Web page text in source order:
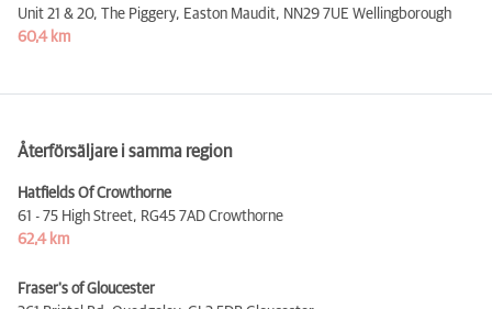
Unit 21 & 20, The Piggery, Easton Maudit, NN29 7UE Wellingborough
60,4 km
Återförsäljare i samma region
Hatfields Of Crowthorne
61 - 75 High Street, RG45 7AD Crowthorne
62,4 km
Fraser's of Gloucester